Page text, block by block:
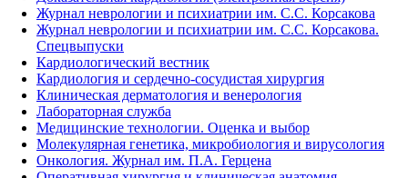
Журнал неврологии и психиатрии им. С.С. Корсакова
Журнал неврологии и психиатрии им. С.С. Корсакова.
Спецвыпуски
Кардиологический вестник
Кардиология и сердечно-сосудистая хирургия
Клиническая дерматология и венерология
Лабораторная служба
Медицинские технологии. Оценка и выбор
Молекулярная генетика, микробиология и вирусология
Онкология. Журнал им. П.А. Герцена